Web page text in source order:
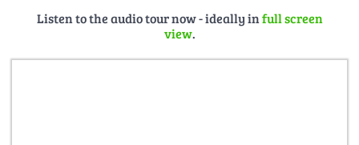
Listen to the audio tour now - ideally infull screen
view.